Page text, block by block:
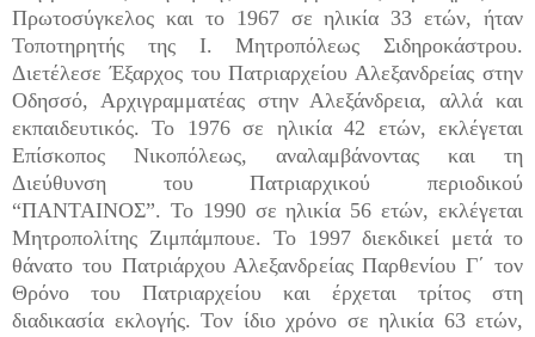
Πρωτοσύγκελος και το 1967 σε ηλικία 33 ετών, ήταν
Τοποτηρητής της Ι. Μητροπόλεως Σιδηροκάστρου.
Διετέλεσε Έξαρχος του Πατριαρχείου Αλεξανδρείας στην
Οδησσό, Αρχιγραμματέας στην Αλεξάνδρεια, αλλά και
εκπαιδευτικός. Το 1976 σε ηλικία 42 ετών, εκλέγεται
Επίσκοπος Νικοπόλεως, αναλαμβάνοντας και τη
Διεύθυνση του Πατριαρχικού περιοδικού
“ΠΑΝΤΑΙΝΟΣ”. Το 1990 σε ηλικία 56 ετών, εκλέγεται
Μητροπολίτης Ζιμπάμπουε. Το 1997 διεκδικεί μετά το
θάνατο του Πατριάρχου Αλεξανδρείας Παρθενίου Γ΄ τον
Θρόνο του Πατριαρχείου και έρχεται τρίτος στη
διαδικασία εκλογής. Τον ίδιο χρόνο σε ηλικία 63 ετών,